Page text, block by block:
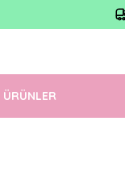
ÜRÜNLER